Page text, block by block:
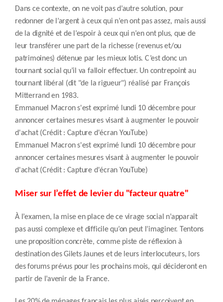
Dans ce contexte, on ne voit pas d’autre solution, pour
redonner de l’argent à ceux qui n’en ont pas assez, mais aussi
de la dignité et de l’espoir à ceux qui n’en ont plus, que de
leur transférer une part de la richesse (revenus et/ou
patrimoines) détenue par les mieux lotis. C’est donc un
tournant social qu’il va falloir effectuer. Un contrepoint au
tournant libéral (dit "de la rigueur") réalisé par François
Mitterrand en 1983.
Emmanuel Macron s'est exprimé lundi 10 décembre pour
annoncer certaines mesures visant à augmenter le pouvoir
d'achat (Crédit : Capture d'écran YouTube)
Emmanuel Macron s'est exprimé lundi 10 décembre pour
annoncer certaines mesures visant à augmenter le pouvoir
d'achat (Crédit : Capture d'écran YouTube)
Miser sur l’effet de levier du "facteur quatre"
À l’examen, la mise en place de ce virage social n’apparaît
pas aussi complexe et difficile qu’on peut l’imaginer. Tentons
une proposition concrète, comme piste de réflexion à
destination des Gilets Jaunes et de leurs interlocuteurs, lors
des forums prévus pour les prochains mois, qui décideront en
partir de l’avenir de la France.